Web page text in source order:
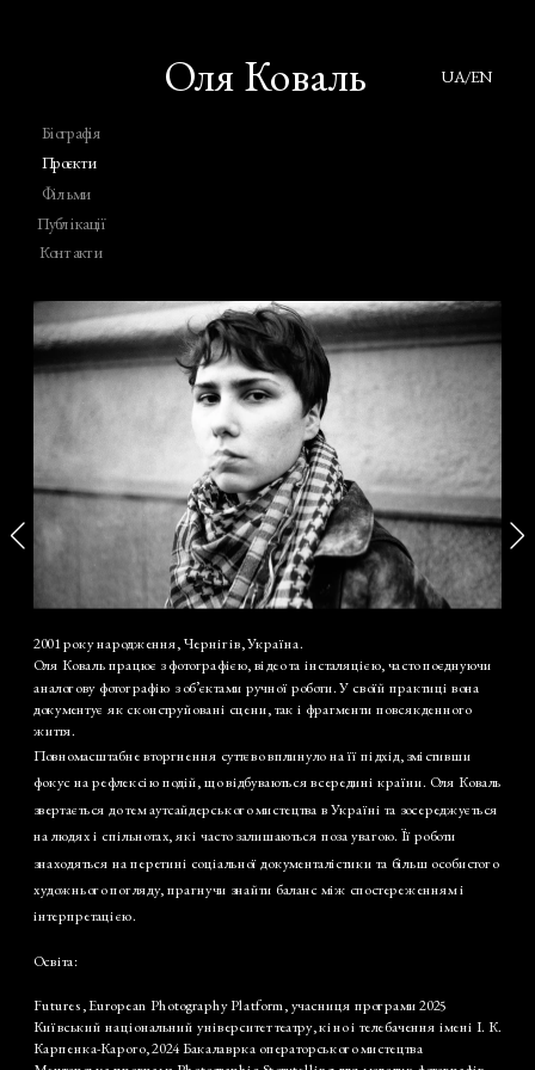
Оля Коваль UA/EN
Біографія
Проєкти
Фільми
Публікації
Контакти
2001 року народження, Чернігів, Україна.
Оля Коваль працює з фотографією, відео та інсталяцією, часто поєднуючи
аналогову фотографію з об’єктами ручної роботи. У своїй практиці вона
документує як сконструйовані сцени, так і фрагменти повсякденного
життя.
Повномасштабне вторгнення суттєво вплинуло на її підхід, змістивши
фокус на рефлексію подій, що відбуваються всередині країни. Оля Коваль
звертається до тем аутсайдерського мистецтва в Україні та зосереджується
на людях і спільнотах, які часто залишаються поза увагою. Її роботи
знаходяться на перетині соціальної документалістики та більш особистого
художнього погляду, прагнучи знайти баланс між спостереженням і
інтерпретацією.
Освіта:
Futures, European Photography Platform, учасниця програми 2025
Київський національний університет театру, кіно і телебачення імені І. К.
Карпенка-Карого, 2024 Бакалаврка операторського мистецтва